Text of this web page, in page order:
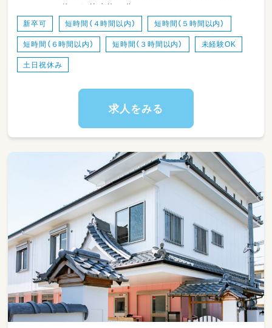
停から徒歩約３分
新卒可 短時間（４時間以内） 短時間（５時間以内）
短時間（６時間以内） 短時間（３時間以内） 未経験OK
土日祝休み
求人をみる